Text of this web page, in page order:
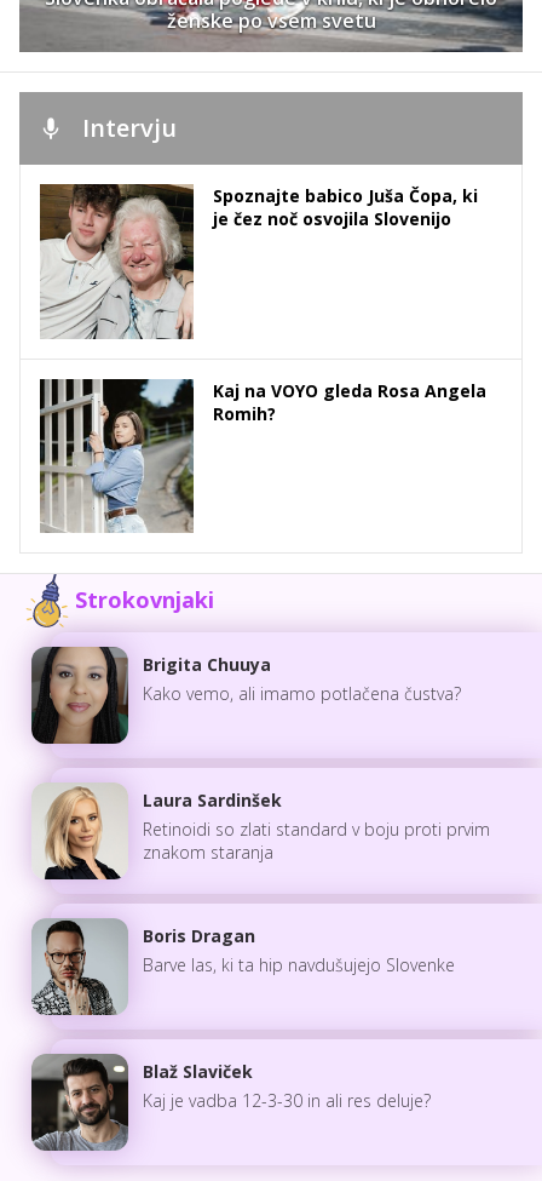
ženske po vsem svetu
Intervju
Spoznajte babico Juša Čopa, ki
je čez noč osvojila Slovenijo
Kaj na VOYO gleda Rosa Angela
Romih?
Strokovnjaki
Brigita Chuuya
Kako vemo, ali imamo potlačena čustva?
Laura Sardinšek
Retinoidi so zlati standard v boju proti prvim
znakom staranja
Boris Dragan
Barve las, ki ta hip navdušujejo Slovenke
Blaž Slaviček
Kaj je vadba 12-3-30 in ali res deluje?